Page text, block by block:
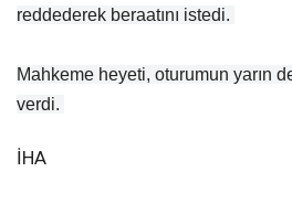
reddederek beraatını istedi.
Mahkeme heyeti, oturumun yarın
verdi.
İHA